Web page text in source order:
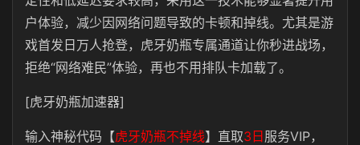
户体验，减少因网络问题导致的卡顿和掉线。尤其是游
戏首发日万人抢登，虎牙奶瓶专属通道让你秒进战场，
拒绝“网络难民”体验，再也不用排队卡加载了。
[虎牙奶瓶加速器]
输入神秘代码【虎牙奶瓶不掉线】直取3日 服务VIP，